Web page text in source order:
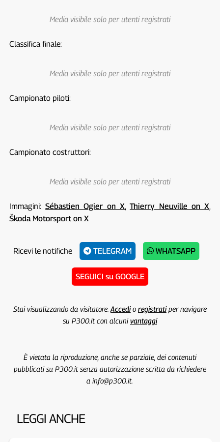
Media visibile solo per utenti registrati
Classifica finale:
Media visibile solo per utenti registrati
Campionato piloti:
Media visibile solo per utenti registrati
Campionato costruttori:
Media visibile solo per utenti registrati
Immagini:Sébastien Ogier on X,Thierry Neuville on X,
Škoda Motorsport on X
Ricevi le notifiche TELEGRAM WHATSAPP
SEGUICI su GOOGLE
Stai visualizzando da visitatore. Accedio registratiper navigare
su P300.it con alcunivantaggi
È vietata la riproduzione, anche se parziale, dei contenuti
pubblicati su P300.it senza autorizzazione scritta da richiedere
a info@p300.it.
LEGGI ANCHE